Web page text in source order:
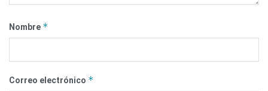
Nombre *
Correo electrónico *